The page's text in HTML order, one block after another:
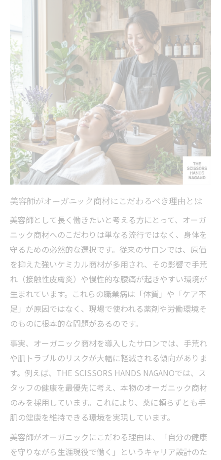
美容師がオーガニック商材にこだわるべき理由とは
美容師として長く働きたいと考える方にとって、オーガ
ニック商材へのこだわりは単なる流行ではなく、身体を
守るための必然的な選択です。従来のサロンでは、原価
を抑えた強いケミカル商材が多用され、その影響で手荒
れ（接触性皮膚炎）や慢性的な腰痛が起きやすい環境が
生まれています。これらの職業病は「体質」や「ケア不
足」が原因ではなく、現場で使われる薬剤や労働環境そ
のものに根本的な問題があるのです。
事実、オーガニック商材を導入したサロンでは、手荒れ
や肌トラブルのリスクが大幅に軽減される傾向がありま
す。例えば、THE SCISSORS HANDS NAGANOでは、ス
タッフの健康を最優先に考え、本物のオーガニック商材
のみを採用しています。これにより、薬に頼らずとも手
肌の健康を維持できる環境を実現しています。
美容師がオーガニックにこだわる理由は、「自分の健康
を守りながら生涯現役で働く」というキャリア設計のた